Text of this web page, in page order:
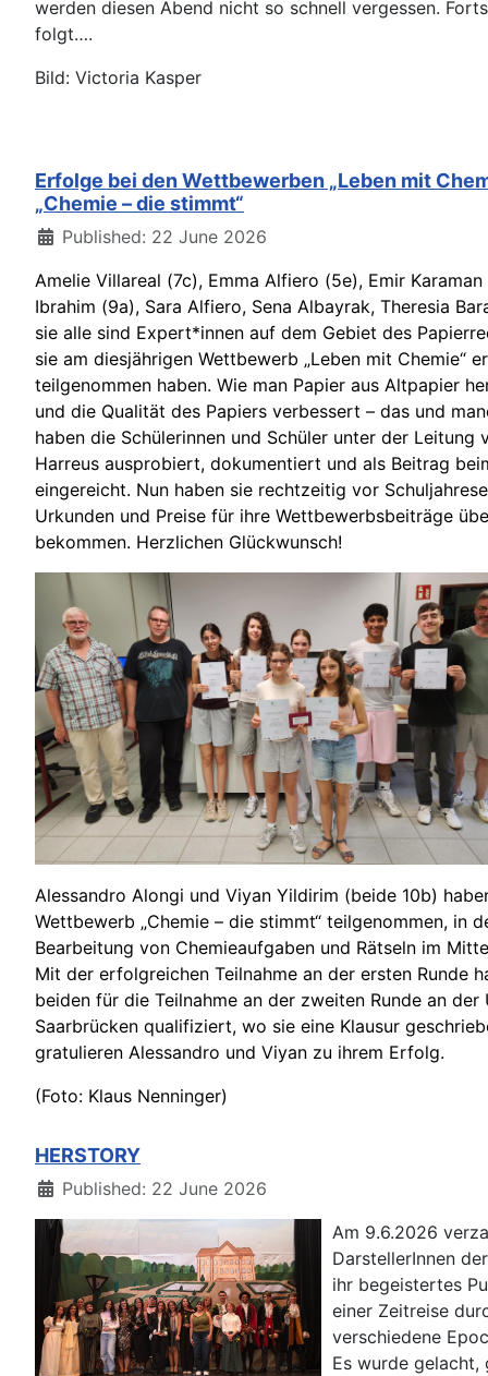
werden diesen Abend nicht so schnell vergessen.
folgt….
Bild: Victoria Kasper
Erfolge bei den Wettbewerben „Leben mit
„Chemie – die stimmt“
DetailsPublished: 22 June 2026
Amelie Villareal (7c), Emma Alfiero (5e), Emir
Ibrahim (9a), Sara Alfiero, Sena Albayrak, Theresia
sie alle sind Expert*innen auf dem Gebiet des
sie am diesjährigen Wettbewerb „Leben mit Chemie“
teilgenommen haben. Wie man Papier aus Altpapier
und die Qualität des Papiers verbessert – das und
haben die Schülerinnen und Schüler unter der Leitung
Harreus ausprobiert, dokumentiert und als Beitrag
eingereicht. Nun haben sie rechtzeitig vor
Urkunden und Preise für ihre Wettbewerbsbeiträge
bekommen. Herzlichen Glückwunsch!
Alessandro Alongi und Viyan Yildirim (beide 10b)
Wettbewerb „Chemie – die stimmt“ teilgenommen, in
Bearbeitung von Chemieaufgaben und Rätseln im
Mit der erfolgreichen Teilnahme an der ersten Runde
beiden für die Teilnahme an der zweiten Runde an der
Saarbrücken qualifiziert, wo sie eine Klausur
gratulieren Alessandro und Viyan zu ihrem Erfolg.
(Foto: Klaus Nenninger)
HERSTORY
DetailsPublished: 22 June 2026
Am 9.6.2026
DarstellerInnen
ihr begeistertes
einer Zeitreise
verschiedene
Es wurde gelacht,